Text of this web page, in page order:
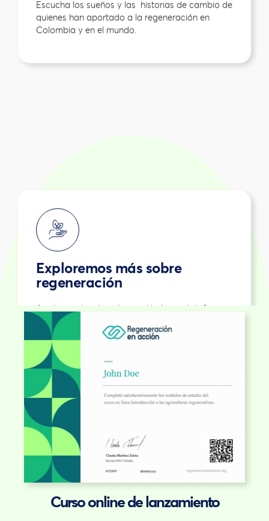
quienes han aportado a la regeneración en
Colombia y en el mundo.
regeneración
Aquí encontrarás videos, artículos y plataformas
visión y los conocimientos.
Curso online de lanzamiento